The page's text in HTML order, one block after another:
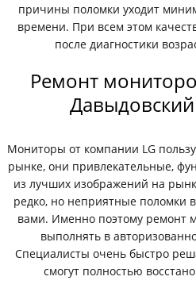
причины поломки уходит
времени. При всем этом
после диагностики
Ремонт
Мониторы от компании LG
рынке, они привлекательные,
из лучших изображений на
редко, но неприятные поломки
вами. Именно поэтому ремонт
выполнять в
Специалисты очень быстро
смогут полностью